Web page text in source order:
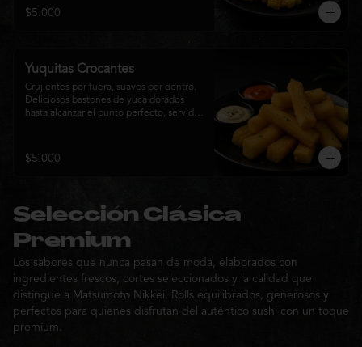
disfrutar como entrada con el auténtico
sabor de la cocina nikkei.
$5.000
Yuquitas Crocantes
Crujientes por fuera, suaves por dentro.
Deliciosos bastones de yuca dorados
hasta alcanzar el punto perfecto, servidos
compartir o complementar cualquier
experiencia Matsumoto Nikkei.
$5.000
Selección Clásica
Premium
Los sabores que nunca pasan de moda, elaborados con
ingredientes frescos, cortes seleccionados y la calidad que
distingue a Matsumoto Nikkei. Rolls equilibrados, generosos y
perfectos para quienes disfrutan del auténtico sushi con un toque
premium.